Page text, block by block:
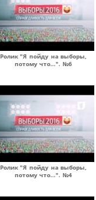
Ролик "Я пойду на выборы,
потому что...". №6
Ролик "Я пойду на выборы,
потому что...". №4